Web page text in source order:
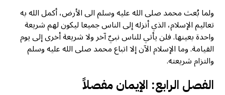
ولما بُعث محمد صلى الله عليه وسلم الى الأرض، أكمل الله به
تعاليم الإسلام، الذي أنزله إلى الناس جميعا ليكون لهم شريعة
واحدة بعينها. فلن يأتي للناس نبيٌ آخر ولا شريعة أخرى إلى يوم
القيامة. وما الإسلام الآن إلا اتباع محمد صلى الله عليه وسلم
والتزام شريعته.
الفصل الرابع: الإيمان مفصلاً